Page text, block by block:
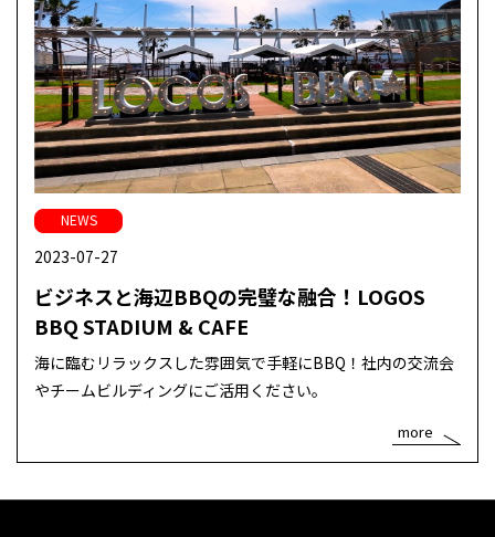
NEWS
2023-07-27
ビジネスと海辺BBQの完璧な融合！LOGOS
BBQ STADIUM & CAFE
海に臨むリラックスした雰囲気で手軽にBBQ！社内の交流会
やチームビルディングにご活用ください。
more